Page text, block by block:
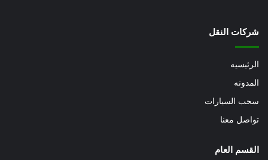
شركات النقل
الرئيسيه
المدونه
سحب السيارات
تواصل معنا
القسم العام